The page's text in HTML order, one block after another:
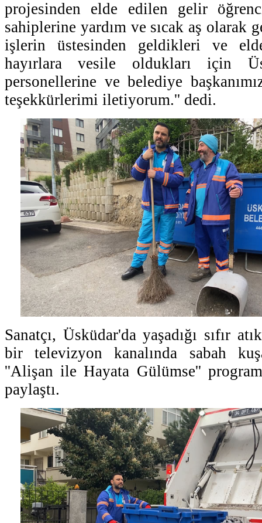
projesinden elde edilen gelir
sahiplerine yardım ve sıcak aş olarak
işlerin üstesinden geldikleri ve
hayırlara vesile oldukları için
personellerine ve belediye
teşekkürlerimi iletiyorum.'' dedi.
Sanatçı, Üsküdar'da yaşadığı sıfır
bir televizyon kanalında sabah
''Alişan ile Hayata Gülümse''
paylaştı.